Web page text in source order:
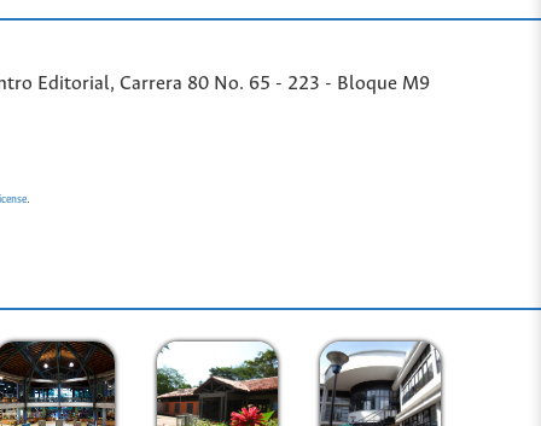
Editorial, Carrera 80 No. 65 - 223 - Bloque M9
.